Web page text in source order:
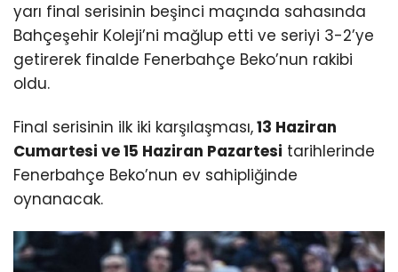
yarı final serisinin beşinci maçında sahasında
Bahçeşehir Koleji’ni mağlup etti ve seriyi 3-2’ye
getirerek finalde Fenerbahçe Beko’nun rakibi
oldu.
Final serisinin ilk iki karşılaşması,13 Haziran
Cumartesi ve 15 Haziran Pazartesi tarihlerinde
Fenerbahçe Beko’nun ev sahipliğinde
oynanacak.